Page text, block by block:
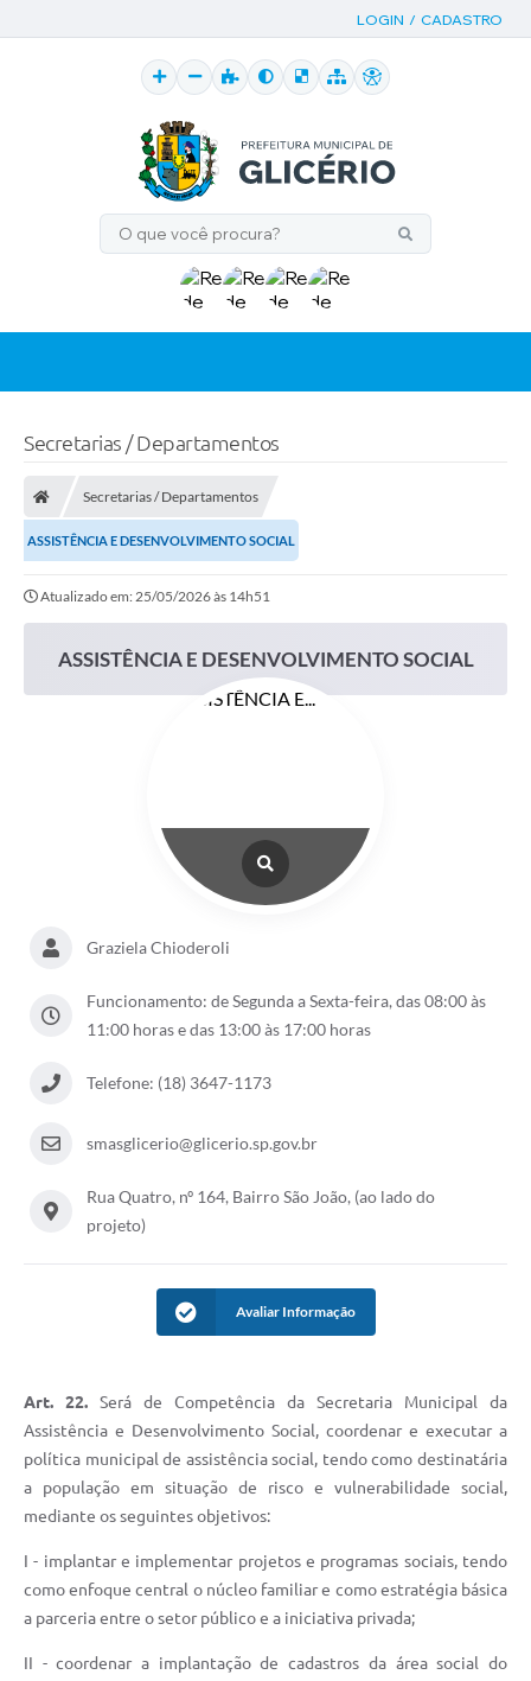
LOGIN / CADASTRO
Secretarias / Departamentos
Secretarias / Departamentos
ASSISTÊNCIA E DESENVOLVIMENTO SOCIAL
Atualizado em: 25/05/2026 às 14h51
ASSISTÊNCIA E DESENVOLVIMENTO SOCIAL
Graziela Chioderoli
Funcionamento: de Segunda a Sexta-feira, das 08:00 às
11:00 horas e das 13:00 às 17:00 horas
Telefone: (18) 3647-1173
smasglicerio@glicerio.sp.gov.br
Rua Quatro, nº 164, Bairro São João, (ao lado do
projeto)
Avaliar Informação
Art. 22. Será de Competência da Secretaria Municipal da
Assistência e Desenvolvimento Social, coordenar e executar a
política municipal de assistência social, tendo como destinatária
a população em situação de risco e vulnerabilidade social,
mediante os seguintes objetivos:
I - implantar e implementar projetos e programas sociais, tendo
como enfoque central o núcleo familiar e como estratégia básica
a parceria entre o setor público e a iniciativa privada;
II - coordenar a implantação de cadastros da área social do